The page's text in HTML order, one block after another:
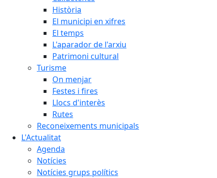
Història
El municipi en xifres
El temps
L'aparador de l'arxiu
Patrimoni cultural
Turisme
On menjar
Festes i fires
Llocs d'interès
Rutes
Reconeixements municipals
L'Actualitat
Agenda
Notícies
Notícies grups polítics